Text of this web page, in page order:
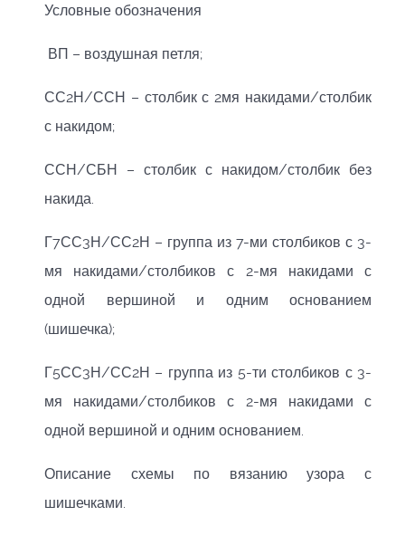
Условные обозначения
ВП – воздушная петля;
СС2Н/ССН – столбик с 2мя накидами/столбик
с накидом;
ССН/СБН – столбик с накидом/столбик без
накида.
Г7СС3Н/СС2Н – группа из 7-ми столбиков с 3-
мя накидами/столбиков с 2-мя накидами с
одной вершиной и одним основанием
(шишечка);
Г5СС3Н/СС2Н – группа из 5-ти столбиков с 3-
мя накидами/столбиков с 2-мя накидами с
одной вершиной и одним основанием.
Описание схемы по вязанию узора с
шишечками.